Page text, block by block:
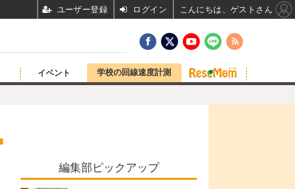
イベント 学校の回線速度計測
編集部ピックアップ
ユーザー登録 ログイン こんにちは、ゲストさん